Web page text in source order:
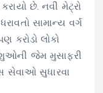
છે. નવી મેટ્રો
સામાન્ય વર્ગ
કરોડો લોકો
જેમ મુસાફરી
સેવાઓ સુધારવા